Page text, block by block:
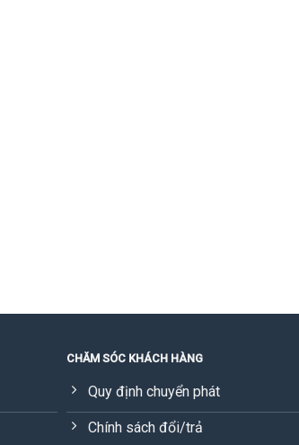
CHĂM SÓC KHÁCH HÀNG
Quy định chuyển phát
Chính sách đổi/trả